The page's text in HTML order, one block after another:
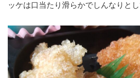
ッケは口当たり滑らかでしんなりとし